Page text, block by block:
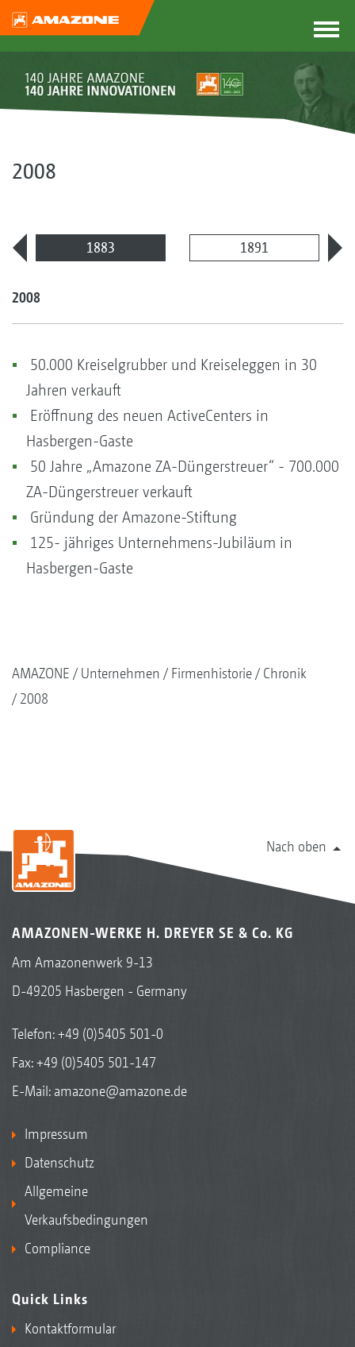
2008
1883 1891
2008
50.000 Kreiselgrubber und Kreiseleggen in 30
Jahren verkauft
Eröffnung des neuen ActiveCenters in
Hasbergen-Gaste
50 Jahre „Amazone ZA-Düngerstreuer“ - 700.000
ZA-Düngerstreuer verkauft
Gründung der Amazone-Stiftung
125- jähriges Unternehmens-Jubiläum in
Hasbergen-Gaste
AMAZONE Unternehmen Firmenhistorie
Chronik
2008
Nach oben
AMAZONEN-WERKE H. DREYER SE & Co. KG
Am Amazonenwerk 9-13
D-49205 Hasbergen - Germany
Telefon:+49 (0)5405 501-0
Fax: +49 (0)5405 501-147
E-Mail: amazone@amazone.de
Impressum
Datenschutz
Allgemeine
Verkaufsbedingungen
Compliance
Quick Links
Kontaktformular